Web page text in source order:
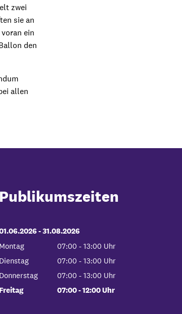
zwei
sie an
ein
den
allen
Publikumszeiten
-bis
31.08.2026
Montag
07:00 - 13:00 Uhr
Von 07:00 bis 13:00 Uhr
Dienstag 07:00 - 13:00 Uhr
Von 07:00 bis 13:00 Uhr
Donnerstag 07:00 - 13:00 Uhr
Von 07:00 bis 13:00 Uhr
Freitag 07:00-12:00Uhr